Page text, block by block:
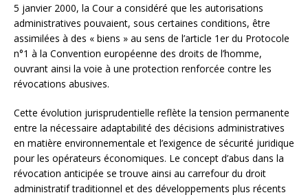
5 janvier 2000, la Cour a considéré que les autorisations
administratives pouvaient, sous certaines conditions, être
assimilées à des « biens » au sens de l’article 1er du Protocole
n°1 à la Convention européenne des droits de l’homme,
ouvrant ainsi la voie à une protection renforcée contre les
révocations abusives.
Cette évolution jurisprudentielle reflète la tension permanente
entre la nécessaire adaptabilité des décisions administratives
en matière environnementale et l’exigence de sécurité juridique
pour les opérateurs économiques. Le concept d’abus dans la
révocation anticipée se trouve ainsi au carrefour du droit
administratif traditionnel et des développements plus récents